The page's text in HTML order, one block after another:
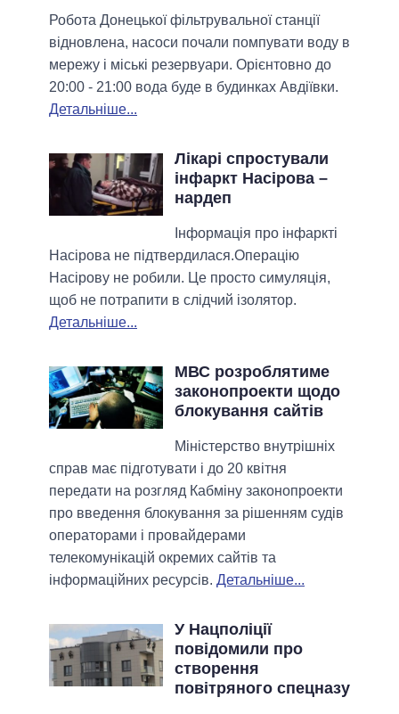
Робота Донецької фільтрувальної станції
відновлена, насоси почали помпувати воду в
мережу і міські резервуари. Орієнтовно до
20:00 - 21:00 вода буде в будинках Авдіївки.
Детальніше...
Лікарі спростували
інфаркт Насірова –
нардеп
Інформація про інфаркті
Насірова не підтвердилася.Операцію
Насірову не робили. Це просто симуляція,
щоб не потрапити в слідчий ізолятор.
Детальніше...
МВС розроблятиме
законопроекти щодо
блокування сайтів
Міністерство внутрішніх
справ має підготувати і до 20 квітня
передати на розгляд Кабміну законопроекти
про введення блокування за рішенням судів
операторами і провайдерами
телекомунікацій окремих сайтів та
інформаційних ресурсів. Детальніше...
У Нацполіції
повідомили про
створення
повітряного спецназу